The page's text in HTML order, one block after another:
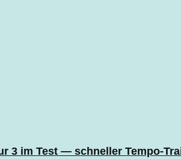
3 im Test — schneller Tempo-